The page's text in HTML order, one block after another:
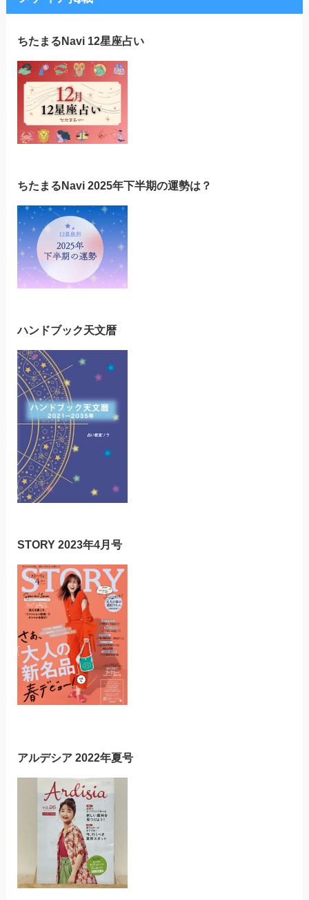
ちたまるNavi 12星座占い
ちたまるNavi 2025年下半期の運勢は？
ハンドブック天文暦
STORY 2023年4月号
アルデシア 2022年夏号